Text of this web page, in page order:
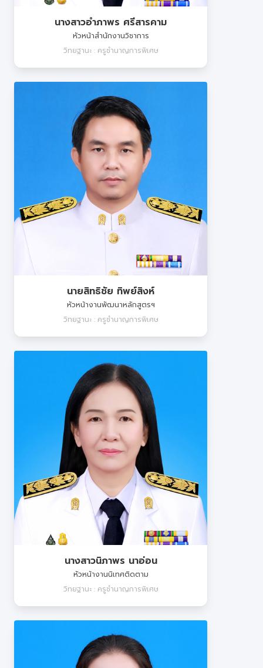
นางสาวอำภาพร ศรีสารคาม
หัวหน้าสำนักงานวิชาการ
วิทยฐานะ : ครูชำนาญการพิเศษ
นายสิทธิชัย ทิพย์สิงห์
หัวหน้างานพัฒนาหลักสูตรฯ
วิทยฐานะ : ครูชำนาญการพิเศษ
นางสาวนิภาพร นาอ่อน
หัวหน้างานนิเทศติดตาม
วิทยฐานะ : ครูชำนาญการพิเศษ